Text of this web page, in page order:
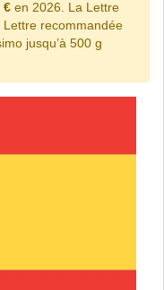
€ en 2026. La Lettre
Lettre recommandée
jusqu’à 500 g